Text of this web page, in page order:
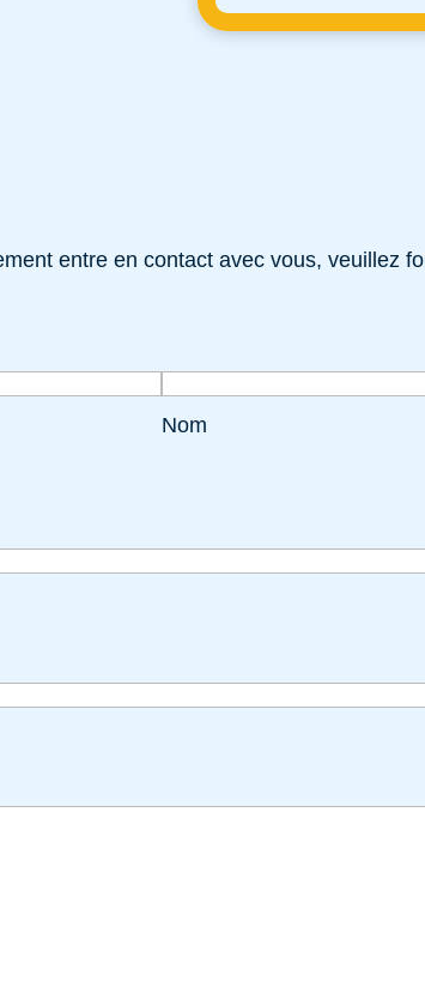
entre en contact avec vous, veuillez
Nom